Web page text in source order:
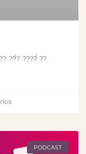
??́? ????́ ??
PODCAST